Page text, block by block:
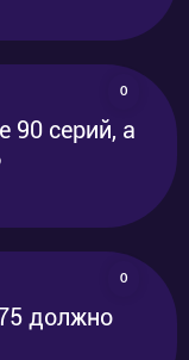
0
90 серий, а
0
должно